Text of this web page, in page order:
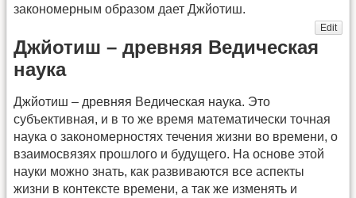
закономерным образом дает Джйотиш.
Edit
Джйотиш – древняя Ведическая
наука
Джйотиш – древняя Ведическая наука. Это
субъективная, и в то же время математически точная
наука о закономерностях течения жизни во времени, о
взаимосвязях прошлого и будущего. На основе этой
науки можно знать, как развиваются все аспекты
жизни в контексте времени, а так же изменять и